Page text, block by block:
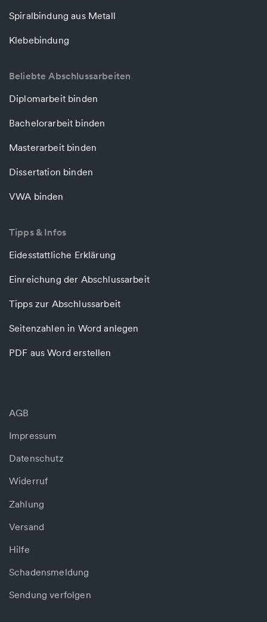
Spiralbindung aus Metall
Klebebindung
Beliebte Abschlussarbeiten
Diplomarbeit binden
Bachelorarbeit binden
Masterarbeit binden
Dissertation binden
VWA binden
Tipps & Infos
Eidesstattliche Erklärung
Einreichung der Abschlussarbeit
Tipps zur Abschlussarbeit
Seitenzahlen in Word anlegen
PDF aus Word erstellen
AGB
Impressum
Datenschutz
Widerruf
Zahlung
Versand
Hilfe
Schadensmeldung
Sendung verfolgen